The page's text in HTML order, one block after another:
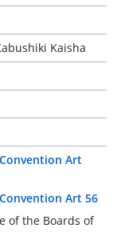
Kaisha
Art
Art 56
of the Boards of